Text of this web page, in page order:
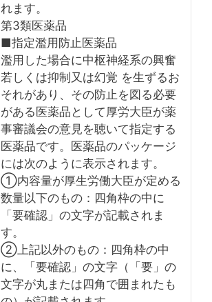
れます。
第3類医薬品
■指定濫用防止医薬品
濫用した場合に中枢神経系の興奮
若しくは抑制又は幻覚 を生ずるお
それがあり、その防止を図る必要
がある医薬品として厚労大臣が薬
事審議会の意見を聴いて指定する
医薬品です。医薬品のパッケージ
には次のように表示されます。
①内容量が厚生労働大臣が定める
数量以下のもの：四角枠の中に
「要確認」の文字が記載されま
す。
②上記以外のもの：四角枠の中
に、「要確認」の文字（「要」の
文字が丸または四角で囲まれたも